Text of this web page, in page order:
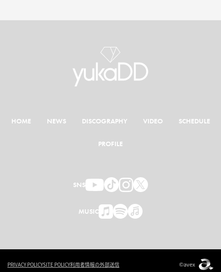
HOME NEWS DISCOGRAPHY VIDEO SCHEDULE
PROFILE
SNS
MUSIC
PRIVACY POLICYSITE POLICY利用者情報の外部送信 ©avex